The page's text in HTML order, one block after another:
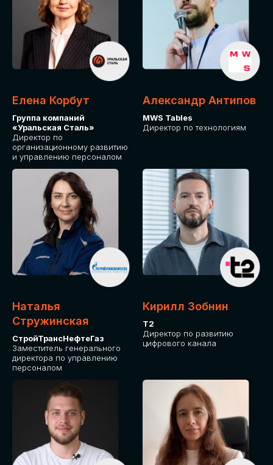
Елена Корбут
Группа компаний
«Уральская Сталь»
Директор по
организационному развитию
и управлению персоналом
Александр Антипов
MWS Tables
Директор по технологиям
Наталья
Стружинская
СтройТрансНефтеГаз
Заместитель генерального
директора по управлению
персоналом
Кирилл Зобнин
Т2
Директор по развитию
цифрового канала
Приглашаем стать спикером GLOBAL
TECH FORUM и поделиться своим
опытом и экспертизой. Будем рады
сотрудничеству!
СТАТЬ
СПИКЕРОМ
IT Solutions for Business
СРЕДИ ПАРТНЕРОВ
МЕРОПРИЯТИЯ